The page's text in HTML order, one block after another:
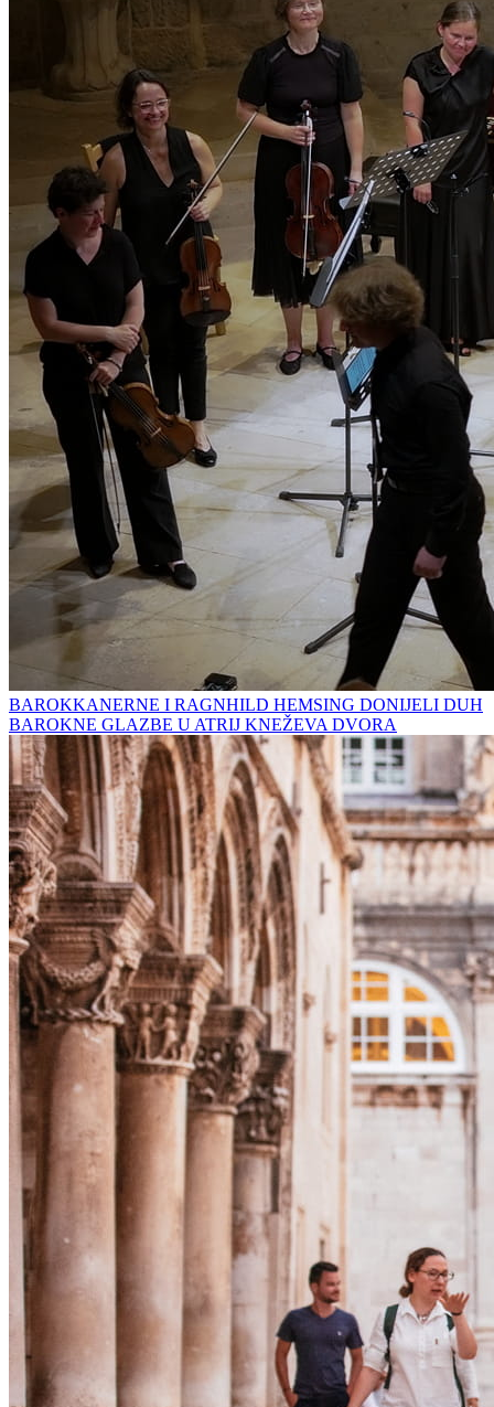
BAROKKANERNE I RAGNHILD HEMSING DONIJELI DUH
BAROKNE GLAZBE U ATRIJ KNEŽEVA DVORA